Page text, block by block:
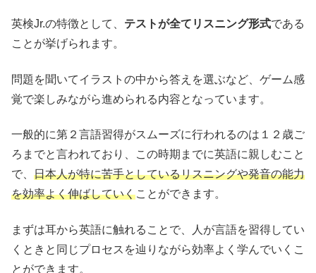
英検Jr.の特徴として、 テストが全てリスニング形式である
ことが挙げられます。
問題を聞いてイラストの中から答えを選ぶなど、ゲーム感
覚で楽しみながら進められる内容となっています。
一般的に第２言語習得がスムーズに行われるのは１２歳ご
ろまでと言われており、この時期までに英語に親しむこと
で、 日本人が特に苦手としているリスニングや発音の能力
を効率よく伸ばしていくことができます。
まずは耳から英語に触れることで、人が言語を習得してい
くときと同じプロセスを辿りながら効率よく学んでいくこ
とができます。